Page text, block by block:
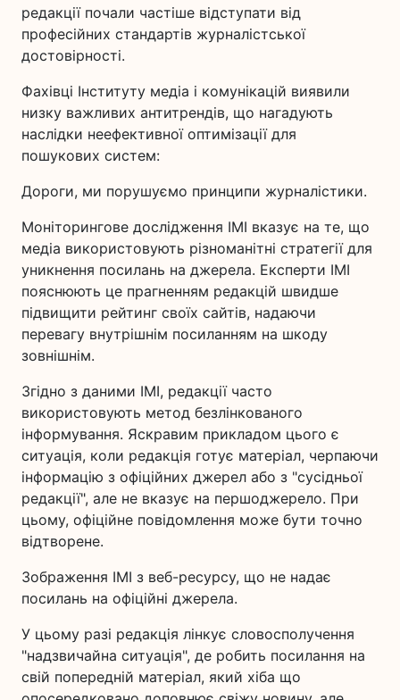
редакції почали частіше відступати від
професійних стандартів журналістської
достовірності.
Фахівці Інституту медіа і комунікацій виявили
низку важливих антитрендів, що нагадують
наслідки неефективної оптимізації для
пошукових систем:
Дороги, ми порушуємо принципи журналістики.
Моніторингове дослідження ІМІ вказує на те, що
медіа використовують різноманітні стратегії для
уникнення посилань на джерела. Експерти ІМІ
пояснюють це прагненням редакцій швидше
підвищити рейтинг своїх сайтів, надаючи
перевагу внутрішнім посиланням на шкоду
зовнішнім.
Згідно з даними ІМІ, редакції часто
використовують метод безлінкованого
інформування. Яскравим прикладом цього є
ситуація, коли редакція готує матеріал, черпаючи
інформацію з офіційних джерел або з "сусідньої
редакції", але не вказує на першоджерело. При
цьому, офіційне повідомлення може бути точно
відтворене.
Зображення ІМІ з веб-ресурсу, що не надає
посилань на офіційні джерела.
У цьому разі редакція лінкує словосполучення
"надзвичайна ситуація", де робить посилання на
свій попередній матеріал, який хіба що